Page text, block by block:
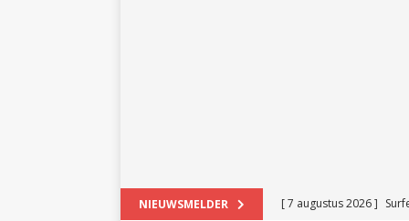
NIEUWSMELDER [ 7 augustus 2026 ]